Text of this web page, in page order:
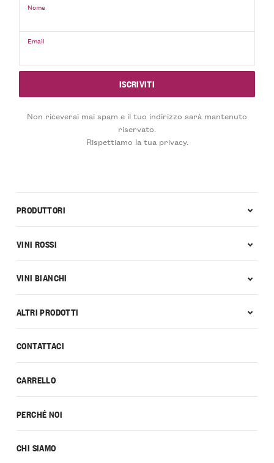
Nome
Email
Non riceverai mai spam e il tuo indirizzo sarà mantenuto
riservato.
Rispettiamo la tua privacy.
CONTATTACI
CARRELLO
PERCHÉ NOI
CHI SIAMO
PRODUTTORI
VINI ROSSI
VINI BIANCHI
ALTRI PRODOTTI